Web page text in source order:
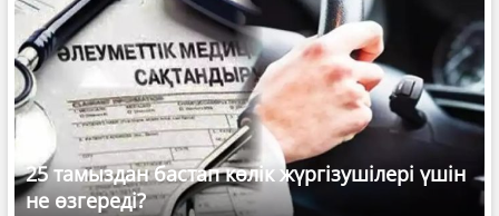
25 тамыздан бастап көлік жүргізушілері үшін
не өзгереді?